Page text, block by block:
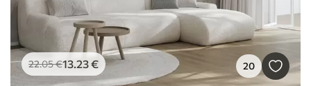
22.05€13.23€ 20